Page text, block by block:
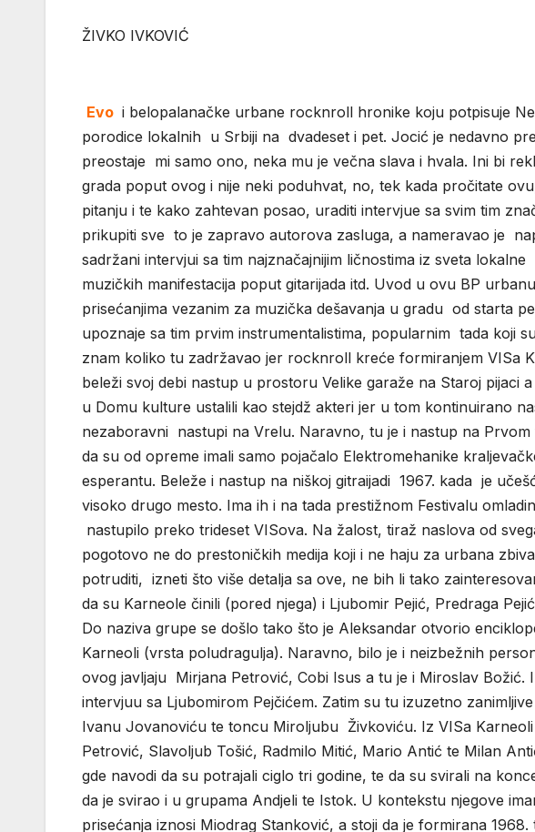
ŽIVKO
Evo i belopalanačke urbane rocknroll hronike koju potpisuje
porodice lokalnih u Srbiji na dvadeset i pet. Jocić je nedavno
preostaje mi samo ono, neka mu je večna slava i hvala. Ini bi
grada poput ovog i nije neki poduhvat, no, tek kada pročitate
pitanju i te kako zahtevan posao, uraditi intervjue sa svim tim
prikupiti sve to je zapravo autorova zasluga, a nameravao je
sadržani intervjui sa tim najznačajnijim ličnostima iz sveta
muzičkih manifestacija poput gitarijada itd. Uvod u ovu BP
prisećanjima vezanim za muzička dešavanja u gradu od starta
upoznaje sa tim prvim instrumentalistima, popularnim tada koji
znam koliko tu zadržavao jer rocknroll kreće formiranjem VISa
beleži svoj debi nastup u prostoru Velike garaže na Staroj pijaci
u Domu kulture ustalili kao stejdž akteri jer u tom kontinuirano
nezaboravni nastupi na Vrelu. Naravno, tu je i nastup na Prvom
da su od opreme imali samo pojačalo Elektromehanike
esperantu. Beleže i nastup na niškoj gitraijadi 1967. kada je
visoko drugo mesto. Ima ih i na tada prestižnom Festivalu
nastupilo preko trideset VISova. Na žalost, tiraž naslova od
pogotovo ne do prestoničkih medija koji i ne haju za urbana
potruditi, izneti što više detalja sa ove, ne bih li tako
da su Karneole činili (pored njega) i Ljubomir Pejić, Predraga
Do naziva grupe se došlo tako što je Aleksandar otvorio
Karneoli (vrsta poludragulja). Naravno, bilo je i neizbežnih
ovog javljaju Mirjana Petrović, Cobi Isus a tu je i Miroslav
intervjuu sa Ljubomirom Pejčićem. Zatim su tu izuzetno
Ivanu Jovanoviću te toncu Miroljubu Živkoviću. Iz VISa
Petrović, Slavoljub Tošić, Radmilo Mitić, Mario Antić te Milan
gde navodi da su potrajali ciglo tri godine, te da su svirali na
da je svirao i u grupama Andjeli te Istok. U kontekstu njegove
prisećanja iznosi Miodrag Stanković, a stoji da je formirana